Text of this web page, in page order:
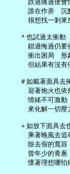
跌過痛過便會
誰在作弄　沉
很想找一剎來
＊也試過太衝動
錯過悔過仍要
衝出困局　形
但結果有沒有
＃如戴著面具去
迎著炮火也依
情緒不可激動
來化解一切壓
＋如放下面具去
乘著晚風去追
除去假的寬容
     曾年少的青蔥
懷著理想哪怕